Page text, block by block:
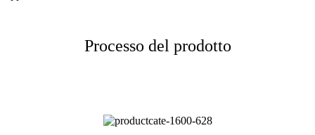
Processo del prodotto